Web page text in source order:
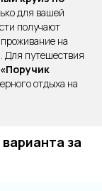
для вашей
получают
на
Для путешествия
«Поручик
отдыха на
за